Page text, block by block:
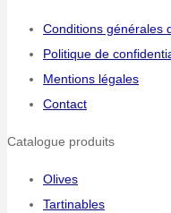
Conditions générales
Politique de
Mentions légales
Contact
Catalogue produits
Olives
Tartinables